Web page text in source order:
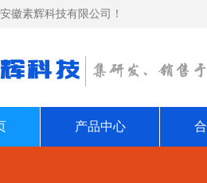
徽素辉科技有限公司！
产品中心